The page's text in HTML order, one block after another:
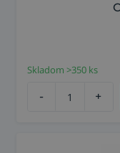
Skladom >350 ks
- +